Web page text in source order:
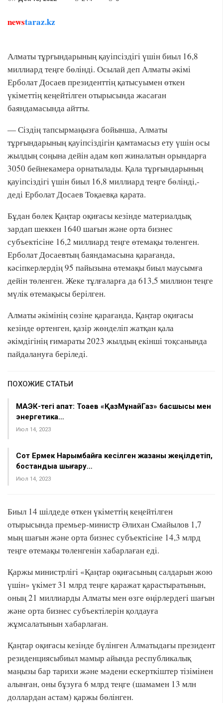
newstaraz.kz
Алматы тұрғындарының қауіпсіздігі үшін биыл 16,8
миллиард теңге бөлінді. Осылай деп Алматы әкімі
Ерболат Досаев президенттің қатысуымен өткен
үкіметтің кеңейтілген отырысында жасаған
баяндамасында айтты.
— Сіздің тапсырмаңызға бойынша, Алматы
тұрғындарының қауіпсіздігін қамтамасыз ету үшін осы
жылдың соңына дейін адам көп жиналатын орындарға
3050 бейнекамера орнатылады. Қала тұрғындарының
қауіпсіздігі үшін биыл 16,8 миллиард теңге бөлінді,-
деді Ерболат Досаев Тоқаевқа қарата.
Бұдан бөлек Қаңтар оқиғасы кезінде материалдық
зардап шеккен 1640 шағын және орта бизнес
субъектісіне 16,2 миллиард теңге өтемақы төленген.
Ерболат Досаевтың баяндамасына қарағанда,
кәсіпкерлердің 95 пайызына өтемақы биыл маусымға
дейін төленген. Жеке тұлғаларға да 613,5 миллион теңге
мүлік өтемақысы берілген.
Алматы әкімінің сөзіне қарағанда, Қаңтар оқиғасы
кезінде өртенген, қазір жөнделіп жатқан қала
әкімдігінің ғимараты 2023 жылдың екінші тоқсанында
пайдалануға беріледі.
ПОХОЖИЕ СТАТЬИ
МАЭК-тегі апат: Тоқаев «ҚазМұнайГаз» басшысы мен
энергетика…
Июл 14, 2023
Сот Ермек Нарымбайға кесілген жазаны жеңілдетіп,
бостандыққа шығару…
Июл 14, 2023
Биыл 14 шілдеде өткен үкіметтің кеңейтілген
отырысында премьер-министр Әлихан Смайылов 1,7
мың шағын және орта бизнес субъектісіне 14,3 млрд
теңге өтемақы төленгенін хабарлаған еді.
Қаржы министрлігі «Қаңтар оқиғасының салдарын жою
үшін» үкімет 31 млрд теңге қаражат қарастыратынын,
оның 21 миллиарды Алматы мен өзге өңірлердегі шағын
және орта бизнес субъектілерін қолдауға
жұмсалатынын хабарлаған.
Қаңтар оқиғасы кезінде бүлінген Алматыдағы президент
резиденциясыбиыл мамыр айында республикалық
маңызы бар тарихи және мәдени ескерткіштер тізімінен
алынған, оны бұзуға 6 млрд теңге (шамамен 13 млн
доллардан астам) қаржы бөлінген.